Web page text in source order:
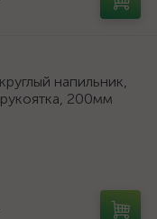
напильник,
200мм